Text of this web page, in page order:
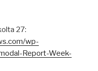
27:
wp-
Report-Week-